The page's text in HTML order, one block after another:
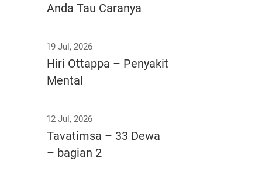
Anda Tau Caranya
19 Jul, 2026
Hiri Ottappa – Penyakit
Mental
12 Jul, 2026
Tavatimsa – 33 Dewa
– bagian 2